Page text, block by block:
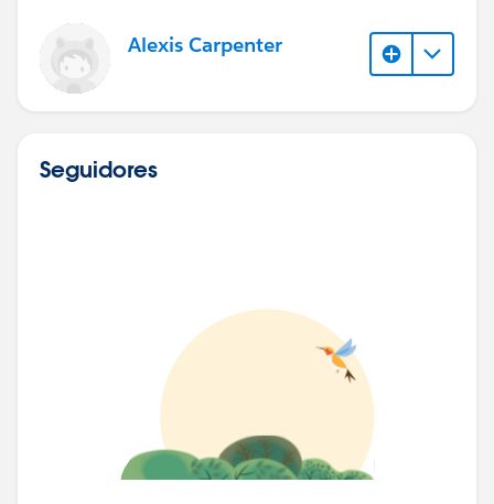
Alexis Carpenter
Seguidores